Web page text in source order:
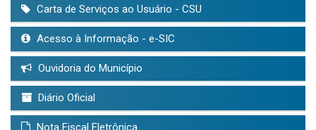
Carta de Serviços ao Usuário - CSU
Acesso à Informação - e-SIC
Ouvidoria do Município
Diário Oficial
Nota Fiscal Eletrônica